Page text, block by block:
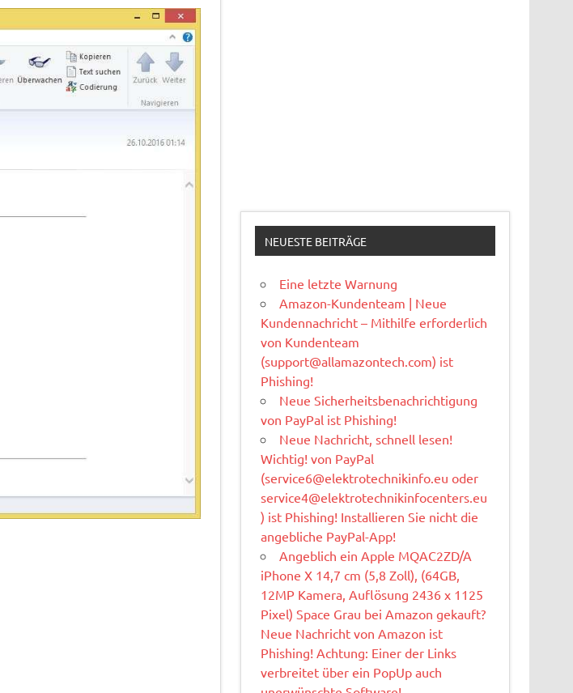
NEUESTE BEITRÄGE
Eine letzte Warnung
Amazon-Kundenteam | Neue
Kundennachricht – Mithilfe erforderlich
von Kundenteam
(support@allamazontech.com) ist
Phishing!
Neue Sicherheitsbenachrichtigung
von PayPal ist Phishing!
Neue Nachricht, schnell lesen!
Wichtig! von PayPal
(service6@elektrotechnikinfo.eu oder
service4@elektrotechnikinfocenters.eu
) ist Phishing! Installieren Sie nicht die
angebliche PayPal-App!
Angeblich ein Apple MQAC2ZD/A
iPhone X 14,7 cm (5,8 Zoll), (64GB,
12MP Kamera, Auflösung 2436 x 1125
Pixel) Space Grau bei Amazon gekauft?
Neue Nachricht von Amazon ist
Phishing! Achtung: Einer der Links
verbreitet über ein PopUp auch